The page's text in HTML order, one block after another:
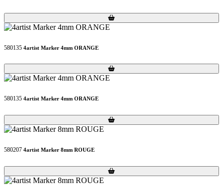
Loading...
Loading...
580135 4artist Marker 4mm ORANGE
Loading...
Loading...
580135 4artist Marker 4mm ORANGE
Loading...
Loading...
580207 4artist Marker 8mm ROUGE
Loading...
Loading...